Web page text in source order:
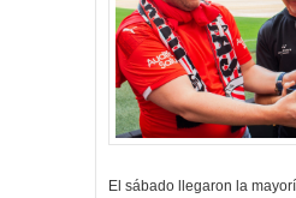
El sábado llegaron la